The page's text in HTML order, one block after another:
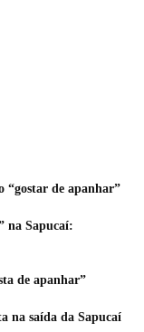
“gostar de apanhar”
na Sapucaí:
de apanhar”
na saída da Sapucaí